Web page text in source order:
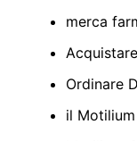
merca
Ordinare
il